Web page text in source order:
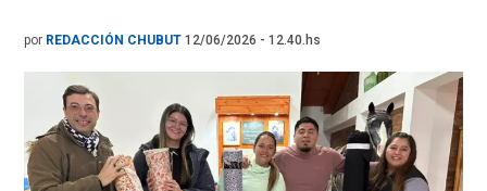
por REDACCIÓN CHUBUT 12/06/2026 - 12.40.hs